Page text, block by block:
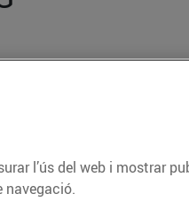
d’actualitat
ENERGIA
l’ús del web i mostrar
navegació.